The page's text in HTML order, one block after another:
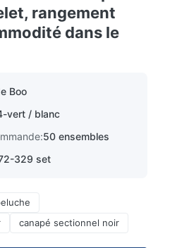
rangement
dans le
Boo
vert / blanc
50 ensembles
329 set
canapé sectionnel noir